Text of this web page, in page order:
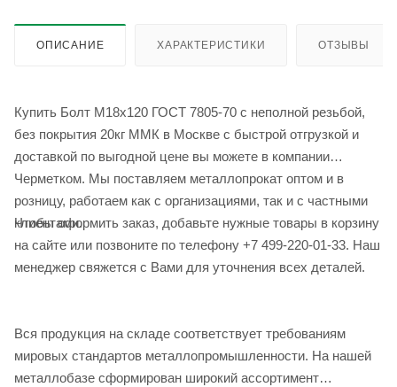
ОПИСАНИЕ ХАРАКТЕРИСТИКИ ОТЗЫВЫ
Купить Болт М18x120 ГОСТ 7805-70 с неполной резьбой,
без покрытия 20кг ММК в Москве с быстрой отгрузкой и
доставкой по выгодной цене вы можете в компании
Черметком. Мы поставляем металлопрокат оптом и в
розницу, работаем как с организациями, так и с частными
клиентами.
Чтобы оформить заказ, добавьте нужные товары в корзину
на сайте или позвоните по телефону +7 499-220-01-33. Наш
менеджер свяжется с Вами для уточнения всех деталей.
Вся продукция на складе соответствует требованиям
мировых стандартов металлопромышленности. На нашей
металлобазе сформирован широкий ассортимент